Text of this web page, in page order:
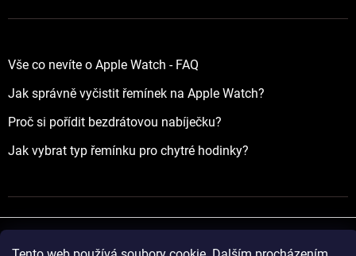
Vše co nevíte o Apple Watch - FAQ
Jak správně vyčistit řemínek na Apple Watch?
Proč si pořídit bezdrátovou nabíječku?
Jak vybrat typ řemínku pro chytré hodinky?